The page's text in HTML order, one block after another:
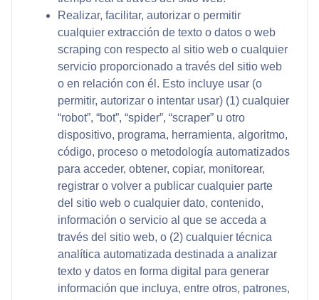
Realizar, facilitar, autorizar o permitir
cualquier extracción de texto o datos o web
scraping con respecto al sitio web o cualquier
servicio proporcionado a través del sitio web
o en relación con él. Esto incluye usar (o
permitir, autorizar o intentar usar) (1) cualquier
“robot”, “bot”, “spider”, “scraper” u otro
dispositivo, programa, herramienta, algoritmo,
código, proceso o metodología automatizados
para acceder, obtener, copiar, monitorear,
registrar o volver a publicar cualquier parte
del sitio web o cualquier dato, contenido,
información o servicio al que se acceda a
través del sitio web, o (2) cualquier técnica
analítica automatizada destinada a analizar
texto y datos en forma digital para generar
información que incluya, entre otros, patrones,